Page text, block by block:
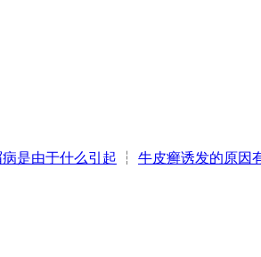
是由于什么引起 ┆ 牛皮癣诱发的原因